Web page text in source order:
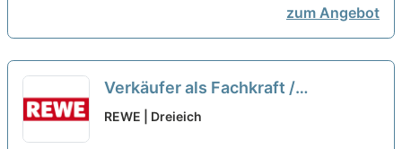
zum Angebot
Verkäufer als Fachkraft /
Quereinsteiger Frischetheke
REWE | Dreieich